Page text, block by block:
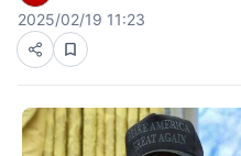
2025/02/19 11:23